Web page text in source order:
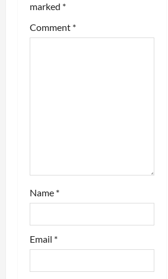
g
a
marked *
Comment *
Name *
Email *